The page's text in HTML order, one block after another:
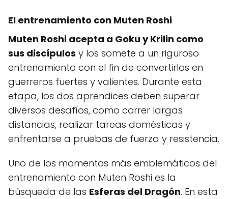
El entrenamiento con Muten Roshi
Muten Roshi acepta a Goku y Krilin como
sus discípulos y los somete a un riguroso
entrenamiento con el fin de convertirlos en
guerreros fuertes y valientes. Durante esta
etapa, los dos aprendices deben superar
diversos desafíos, como correr largas
distancias, realizar tareas domésticas y
enfrentarse a pruebas de fuerza y resistencia.
Uno de los momentos más emblemáticos del
entrenamiento con Muten Roshi es la
búsqueda de las Esferas del Dragón. En esta